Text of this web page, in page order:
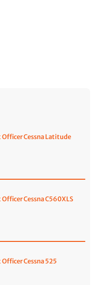
Cessna Latitude
Cessna C560XLS
Cessna 525